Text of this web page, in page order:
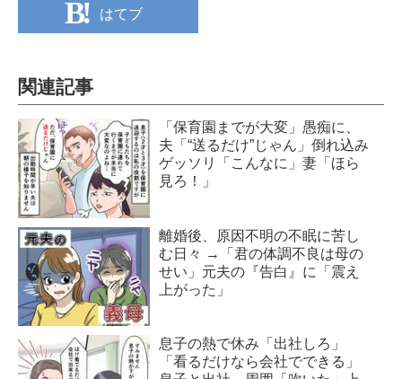
はてブ
関連記事
「保育園までが大変」愚痴に、
夫「“送るだけ”じゃん」倒れ込み
ゲッソリ「こんなに」妻「ほら
見ろ！」
離婚後、原因不明の不眠に苦し
む日々 →「君の体調不良は母の
せい」元夫の『告白』に「震え
上がった」
息子の熱で休み「出社しろ」
「看るだけなら会社でできる」